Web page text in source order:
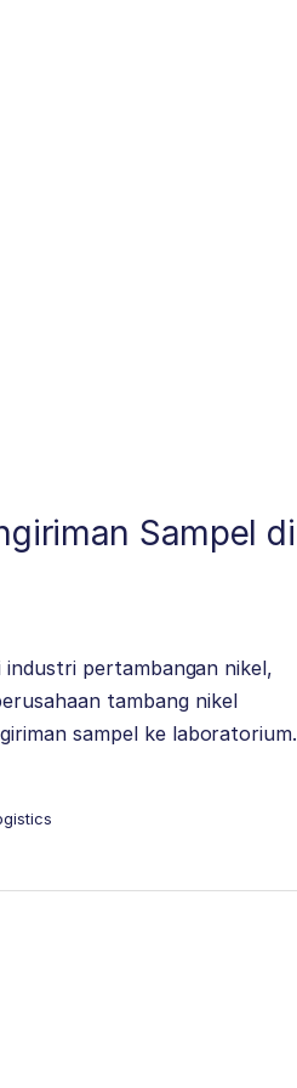
Sampel di
pertambangan nikel,
tambang nikel
sampel ke laboratorium.